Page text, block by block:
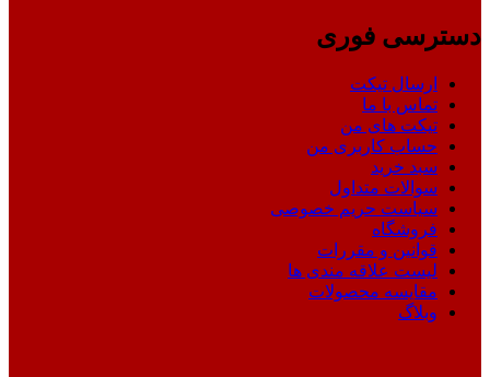
دسترسی فوری
ارسال تیکت
تماس با ما
تیکت های من
حساب کاربری من
سبد خرید
سوالات متداول
سیاست حریم خصوصی
فروشگاه
قوانین و مقررات
لیست علاقه مندی ها
مقایسه محصولات
وبلاگ